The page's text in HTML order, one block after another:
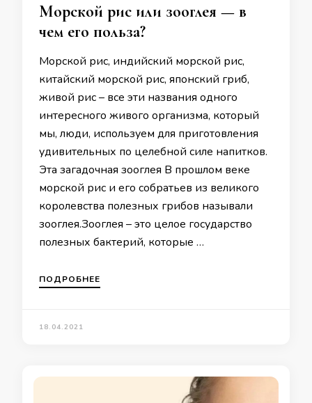
Морской рис или зооглея — в
чем его польза?
Морской рис, индийский морской рис,
китайский морской рис, японский гриб,
живой рис – все эти названия одного
интересного живого организма, который
мы, люди, используем для приготовления
удивительных по целебной силе напитков.
Эта загадочная зооглея В прошлом веке
морской рис и его собратьев из великого
королевства полезных грибов называли
зооглея.Зооглея – это целое государство
полезных бактерий, которые …
ПОДРОБНЕЕ
18.04.2021